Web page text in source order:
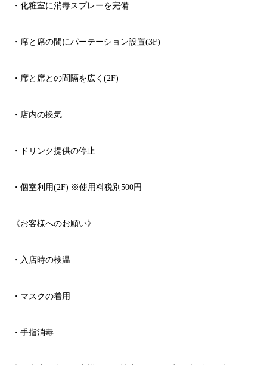
・化粧室に消毒スプレーを完備
・席と席の間にパーテーション設置(3F)
・席と席との間隔を広く (2F)
・店内の換気
・ドリンク提供の停止
・個室利用(2F) ※使用料税別 500円
《お客様へのお願い》
・入店時の検温
・マスクの着用
・手指消毒